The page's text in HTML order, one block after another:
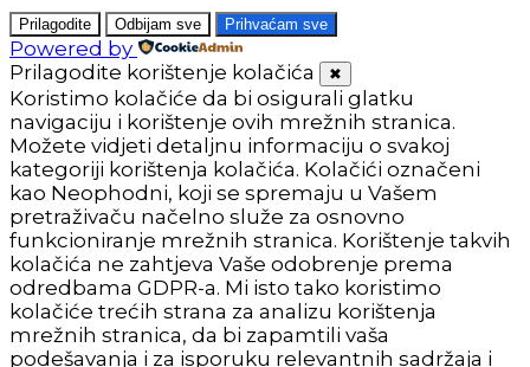
Prilagodite Odbijam sve Prihvaćam sve
Powered by
Prilagodite korištenje kolačića
✖
Koristimo kolačiće da bi osigurali glatku
navigaciju i korištenje ovih mrežnih stranica.
Možete vidjeti detaljnu informaciju o svakoj
kategoriji korištenja kolačića. Kolačići označeni
kao Neophodni, koji se spremaju u Vašem
pretraživaču načelno služe za osnovno
funkcioniranje mrežnih stranica. Korištenje takvih
kolačića ne zahtjeva Vaše odobrenje prema
odredbama GDPR-a. Mi isto tako koristimo
kolačiće trećih strana za analizu korištenja
mrežnih stranica, da bi zapamtili vaša
podešavanja i za isporuku relevantnih sadržaja i